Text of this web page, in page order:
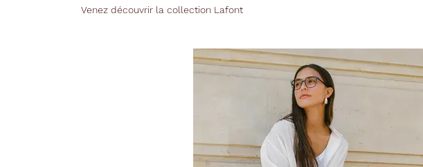
Venez découvrir la collection Lafont